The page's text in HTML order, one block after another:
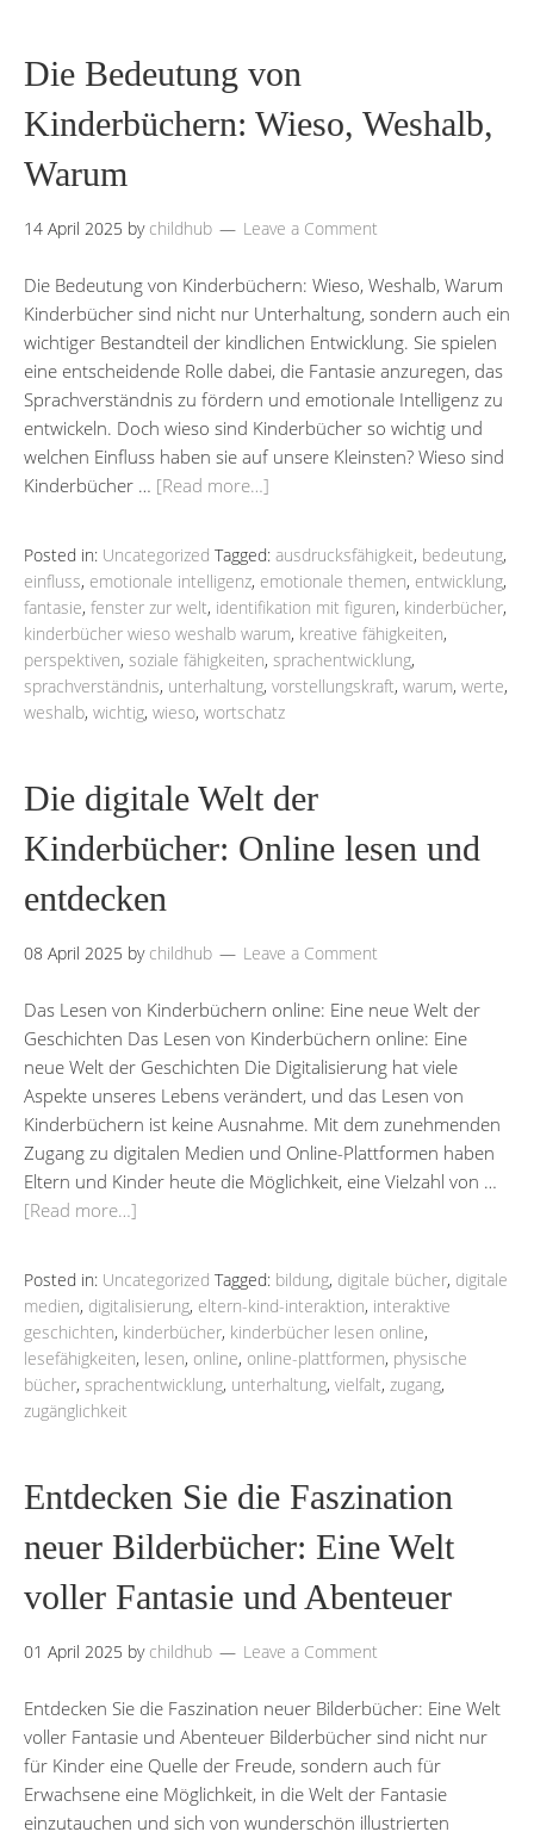
Die Bedeutung von
Kinderbüchern: Wieso, Weshalb,
Warum
14 April 2025 by childhub Leave a Comment
Die Bedeutung von Kinderbüchern: Wieso, Weshalb, Warum
Kinderbücher sind nicht nur Unterhaltung, sondern auch ein
wichtiger Bestandteil der kindlichen Entwicklung. Sie spielen
eine entscheidende Rolle dabei, die Fantasie anzuregen, das
Sprachverständnis zu fördern und emotionale Intelligenz zu
entwickeln. Doch wieso sind Kinderbücher so wichtig und
welchen Einfluss haben sie auf unsere Kleinsten? Wieso sind
Kinderbücher … [Read more…]
Posted in: Uncategorized Tagged: ausdrucksfähigkeit, bedeutung,
einfluss, emotionale intelligenz, emotionale themen, entwicklung,
fantasie, fenster zur welt, identifikation mit figuren, kinderbücher,
kinderbücher wieso weshalb warum, kreative fähigkeiten,
perspektiven, soziale fähigkeiten, sprachentwicklung,
sprachverständnis, unterhaltung, vorstellungskraft, warum, werte,
weshalb, wichtig, wieso, wortschatz
Die digitale Welt der
Kinderbücher: Online lesen und
entdecken
08 April 2025 by childhub Leave a Comment
Das Lesen von Kinderbüchern online: Eine neue Welt der
Geschichten Das Lesen von Kinderbüchern online: Eine
neue Welt der Geschichten Die Digitalisierung hat viele
Aspekte unseres Lebens verändert, und das Lesen von
Kinderbüchern ist keine Ausnahme. Mit dem zunehmenden
Zugang zu digitalen Medien und Online-Plattformen haben
Eltern und Kinder heute die Möglichkeit, eine Vielzahl von …
[Read more…]
Posted in: Uncategorized Tagged: bildung, digitale bücher, digitale
medien, digitalisierung, eltern-kind-interaktion, interaktive
geschichten, kinderbücher, kinderbücher lesen online,
lesefähigkeiten, lesen, online, online-plattformen, physische
bücher, sprachentwicklung, unterhaltung, vielfalt, zugang,
zugänglichkeit
Entdecken Sie die Faszination
neuer Bilderbücher: Eine Welt
voller Fantasie und Abenteuer
01 April 2025 by childhub Leave a Comment
Entdecken Sie die Faszination neuer Bilderbücher: Eine Welt
voller Fantasie und Abenteuer Bilderbücher sind nicht nur
für Kinder eine Quelle der Freude, sondern auch für
Erwachsene eine Möglichkeit, in die Welt der Fantasie
einzutauchen und sich von wunderschön illustrierten